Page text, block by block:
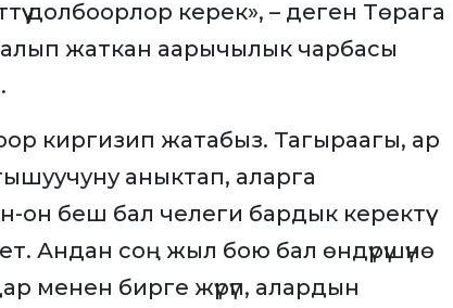
долбоорлор керек», – деген Төрага
жаткан аарычылык чарбасы
киргизип жатабыз. Тагыраагы, ар
аныктап, аларга
беш бал челеги бардык керектүү
Андан соң жыл бою бал өндүрүшүнө
менен бирге жүрүп, алардын